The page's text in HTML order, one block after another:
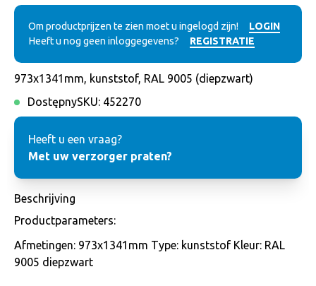
Om productprijzen te zien moet u ingelogd zijn!
LOGIN
Heeft u nog geen inloggegevens?
REGISTRATIE
973x1341mm, kunststof, RAL 9005 (diepzwart)
DostępnySKU: 452270
Heeft u een vraag?
Met uw verzorger praten?
Beschrijving
Productparameters:
Afmetingen: 973x1341mm Type: kunststof Kleur: RAL
9005 diepzwart